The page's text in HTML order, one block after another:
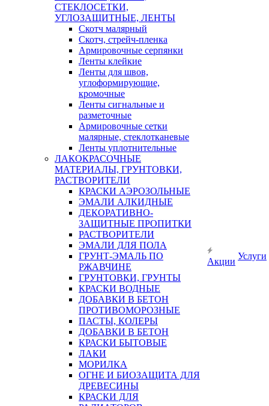
СТЕКЛОСЕТКИ,
УГЛОЗАЩИТНЫЕ, ЛЕНТЫ
Скотч малярный
Скотч, стрейч-пленка
Армировочные серпянки
Ленты клейкие
Ленты для швов,
углоформирующие,
кромочные
Ленты сигнальные и
разметочные
Армировочные сетки
малярные, стеклотканевые
Ленты уплотнительные
ЛАКОКРАСОЧНЫЕ
МАТЕРИАЛЫ, ГРУНТОВКИ,
РАСТВОРИТЕЛИ
КРАСКИ АЭРОЗОЛЬНЫЕ
ЭМАЛИ АЛКИДНЫЕ
ДЕКОРАТИВНО-
ЗАЩИТНЫЕ ПРОПИТКИ
РАСТВОРИТЕЛИ
ЭМАЛИ ДЛЯ ПОЛА
ГРУНТ-ЭМАЛЬ ПО
РЖАВЧИНЕ
ГРУНТОВКИ, ГРУНТЫ
КРАСКИ ВОДНЫЕ
ДОБАВКИ В БЕТОН
ПРОТИВОМОРОЗНЫЕ
ПАСТЫ, КОЛЕРЫ
ДОБАВКИ В БЕТОН
КРАСКИ БЫТОВЫЕ
ЛАКИ
МОРИЛКА
ОГНЕ И БИОЗАЩИТА ДЛЯ
ДРЕВЕСИНЫ
КРАСКИ ДЛЯ
Акции
Услуги